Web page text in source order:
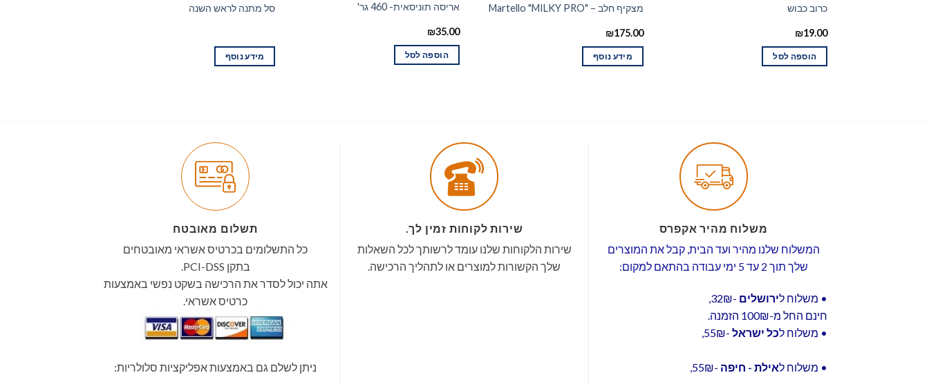
כרוב כבוש
₪19.00
הוספה לסל
מצקיף חלב – "Martello "MILKY PRO
₪175.00
מידע נוסף
אריסה תוניסאית- 460 גר'
₪35.00
הוספה לסל
סל מתנה לראש השנה
מידע נוסף
משלוח מהיר אקפרס
המשלוח שלנו מהיר ועד הבית, קבל את המוצרים
שלך תוך 2 עד 5 ימי עבודה בהתאם למקום:
• משלוח לירושלים -32₪,
חינם החל מ-100₪ הזמנה.
• משלוח לכל ישראל -55₪,
• משלוח לאילת - חיפה -55₪,
שירות לקוחות זמין לך.
שירות הלקוחות שלנו עומד לרשותך לכל השאלות
שלך הקשורות למוצרים או לתהליך הרכישה.
תשלום מאובטח
כל התשלומים בכרטיס אשראי מאובטחים
בתקן PCI-DSS.
אתה יכול לסדר את הרכישה בשקט נפשי באמצעות
כרטיס אשראי.
ניתן לשלם גם באמצעות אפליקציות סלולריות: